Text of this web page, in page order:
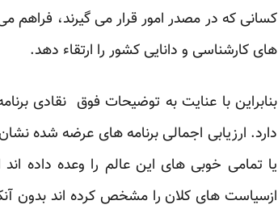
کسانی که در مصدر امور قرار می گیرند، فراهم
های کارشناسی و دانایی کشور را ارتقاء دهد.
بنابراین با عنایت به توضیحات فوق نقادی
دارد. ارزیابی اجمالی برنامه های عرضه شده
یا تمامی خوبی های این عالم را وعده داده
ازسیاست های کلان را مشخص کرده اند بدون